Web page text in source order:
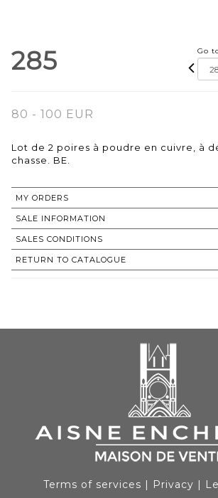
285 Go
80 - 100 EUR
Lot de 2 poires à poudre en cuivre, à
chasse. BE.
MY ORDERS
SALE INFORMATION
SALES CONDITIONS
RETURN TO CATALOGUE
Terms of services | Privacy |